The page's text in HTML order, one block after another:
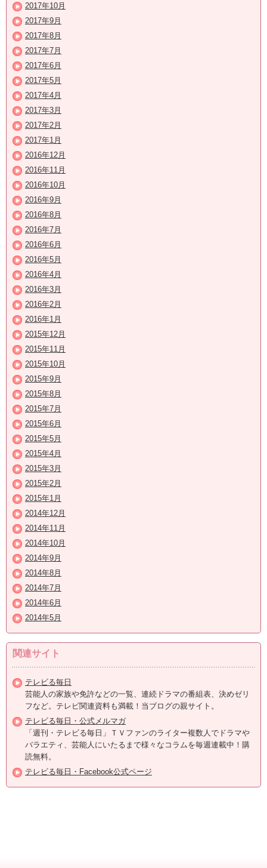
2017年10月
2017年9月
2017年8月
2017年7月
2017年6月
2017年5月
2017年4月
2017年3月
2017年2月
2017年1月
2016年12月
2016年11月
2016年10月
2016年9月
2016年8月
2016年7月
2016年6月
2016年5月
2016年4月
2016年3月
2016年2月
2016年1月
2015年12月
2015年11月
2015年10月
2015年9月
2015年8月
2015年7月
2015年6月
2015年5月
2015年4月
2015年3月
2015年2月
2015年1月
2014年12月
2014年11月
2014年10月
2014年9月
2014年8月
2014年7月
2014年6月
2014年5月
関連サイト
テレビる毎日
芸能人の家族や免許などの一覧、連続ドラマの番組表、決めゼリ
フなど。テレビ関連資料も満載！当ブログの親サイト。
テレビる毎日・公式メルマガ
「週刊・テレビる毎日」ＴＶファンのライター複数人でドラマや
バラエティ、芸能人にいたるまで様々なコラムを毎週連載中！購
読無料。
テレビる毎日・Facebook公式ページ